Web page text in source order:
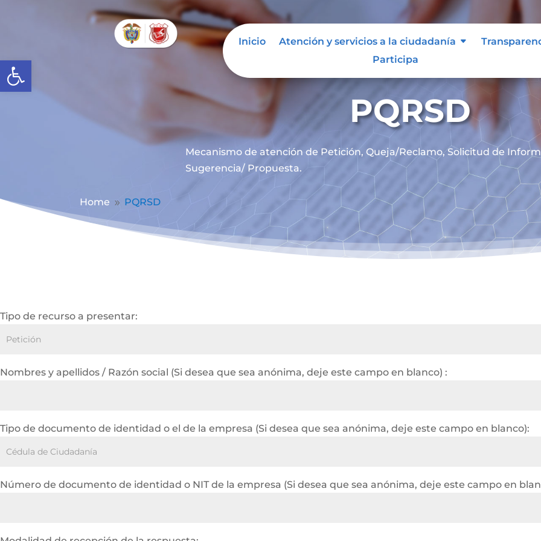
Abrir barra de herramientas
Inicio Atención y servicios a la ciudadanía
Participa
PQRSD
Mecanismo de atención de Petición, Queja/Reclamo, Solicitud de
Sugerencia/ Propuesta.
Home 9 PQRSD
Tipo de recurso a presentar:
Nombres y apellidos / Razón social (Si desea que sea anónima, deje este campo en blanco) :
Tipo de documento de identidad o el de la empresa (Si desea que sea anónima, deje este campo en blanco):
Número de documento de identidad o NIT de la empresa (Si desea que sea anónima, deje este campo en